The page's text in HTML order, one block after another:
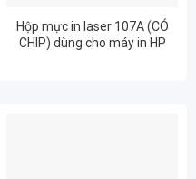
Hộp mực in laser 107A (CÓ
CHIP) dùng cho máy in HP